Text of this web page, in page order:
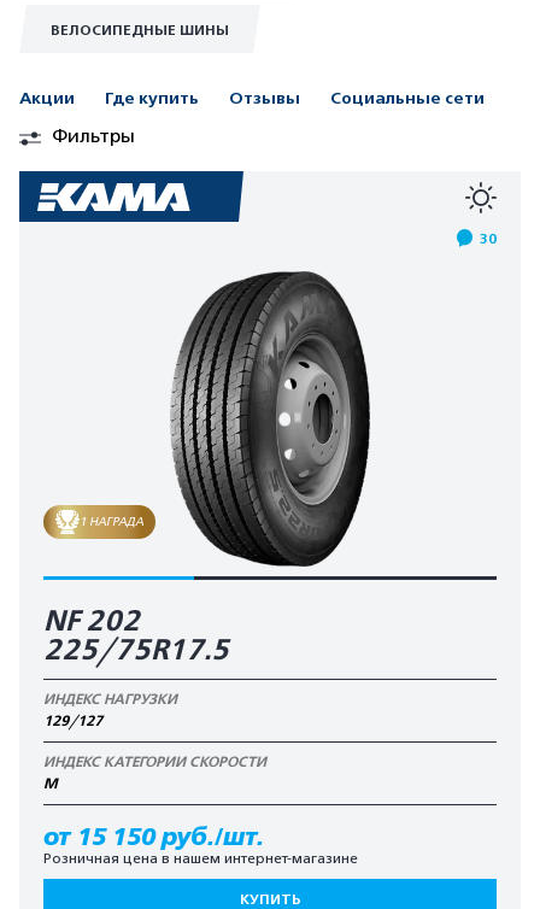
ВЕЛОСИПЕДНЫЕ ШИНЫ
Акции Где купить Отзывы Социальные сети
Фильтры
30
1 НАГРАДА
NF 202
225/75R17.5
ИНДЕКС НАГРУЗКИ
129/127
ИНДЕКС КАТЕГОРИИ СКОРОСТИ
М
от 15 150 руб./шт.
Розничная цена в нашем интернет-магазине
КУПИТЬ